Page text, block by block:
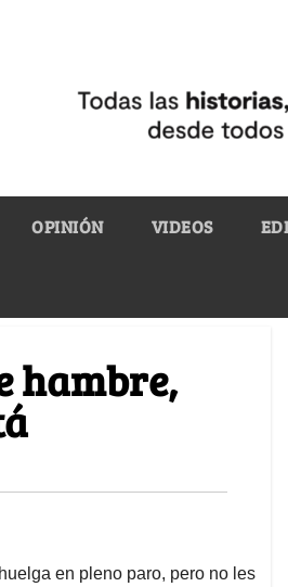
OPINIÓN VIDEOS
hambre,
en pleno paro, pero no les